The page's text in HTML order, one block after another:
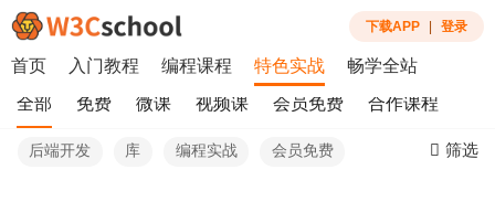
下载APP 登录
首页 入门教程 编程课程 特色实战 畅学全站
全部 免费 微课 视频课 会员免费 合作课程
后端开发 库 编程实战 会员免费 筛选